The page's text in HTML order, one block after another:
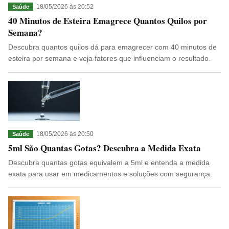
Saúde 18/05/2026 às 20:52
40 Minutos de Esteira Emagrece Quantos Quilos por
Semana?
Descubra quantos quilos dá para emagrecer com 40 minutos de
esteira por semana e veja fatores que influenciam o resultado.
Saúde 18/05/2026 às 20:50
5ml São Quantas Gotas? Descubra a Medida Exata
Descubra quantas gotas equivalem a 5ml e entenda a medida
exata para usar em medicamentos e soluções com segurança.